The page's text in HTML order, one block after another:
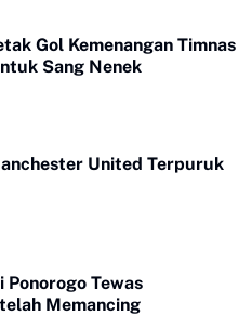
Gol Kemenangan Timnas
Sang Nenek
United Terpuruk
Ponorogo Tewas
Memancing